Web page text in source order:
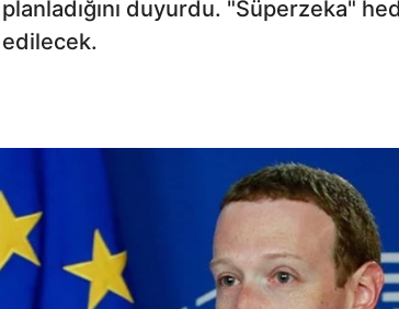
planladığını duyurdu. "Süperzeka"